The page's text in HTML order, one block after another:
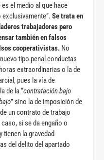
el medio al que hace
exclusivamente”.Se trata en
trabajadores pero
también en falsos
cooperativistas. No
tipo penal conductas
extraordinarias o la de
pues la vía de
de la “contratación bajo
” sino la de imposición de
un contrato de trabajo
si se da engaño o
tienen la gravedad
del delito del apartado